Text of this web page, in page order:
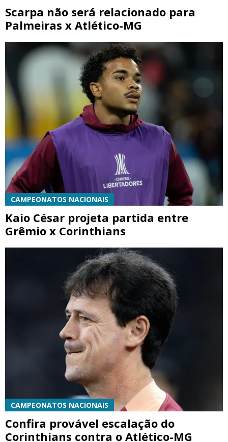
Scarpa não será relacionado para
Palmeiras x Atlético-MG
CAMPEONATOS NACIONAIS
Kaio César projeta partida entre
Grêmio x Corinthians
CAMPEONATOS NACIONAIS
Confira provável escalação do
Corinthians contra o Atlético-MG